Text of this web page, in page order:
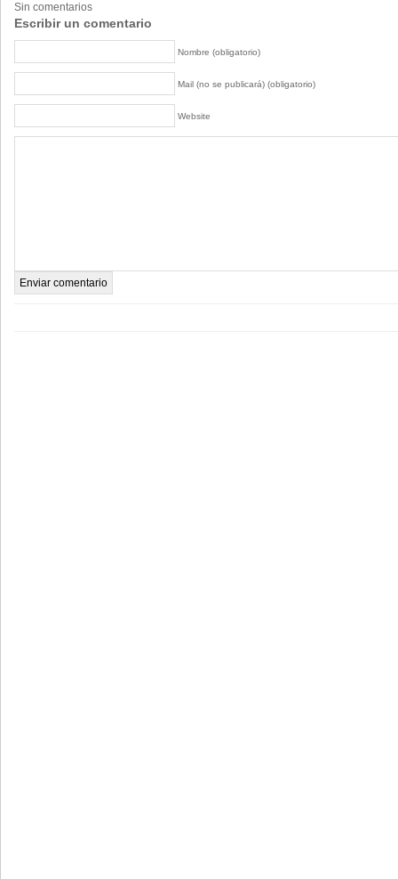
Sin comentarios
Escribir un comentario
Nombre (obligatorio)
Mail (no se publicará) (obligatorio)
Website